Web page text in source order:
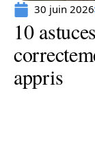
30 juin 2026
10
appris